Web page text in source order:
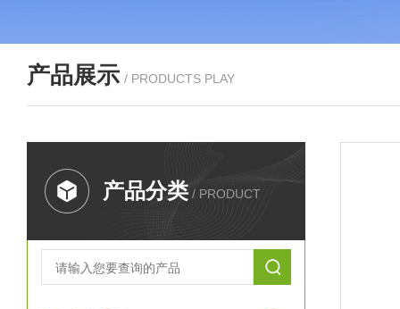
产品展示 / PRODUCTS PLAY
产品分类 / PRODUCT